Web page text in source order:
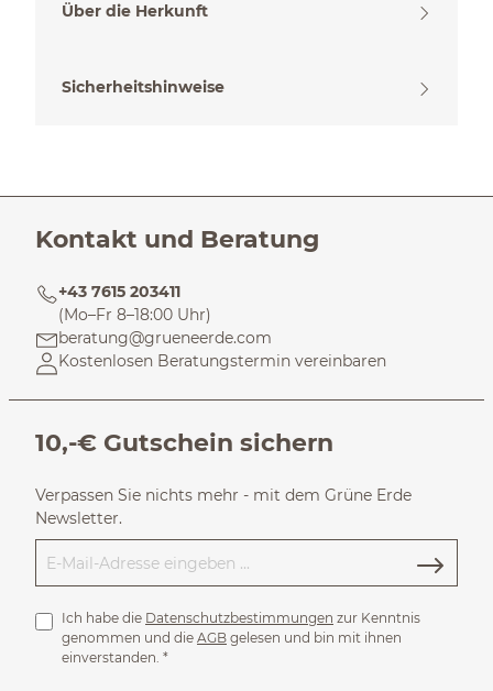
Über die Herkunft
Sicherheitshinweise
Kontakt und Beratung
+43 7615 203411
(Mo–Fr 8–18:00 Uhr)
beratung@grueneerde.com
Kostenlosen Beratungstermin vereinbaren
10,-€ Gutschein sichern
Verpassen Sie nichts mehr - mit dem Grüne Erde
Newsletter.
Ich habe die Datenschutzbestimmungen zur Kenntnis
genommen und die AGB gelesen und bin mit ihnen
einverstanden. *